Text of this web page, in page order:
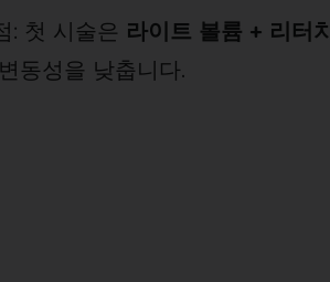
: 첫 시술은 라이트 볼륨 + 리터
동성을 낮춥니다.